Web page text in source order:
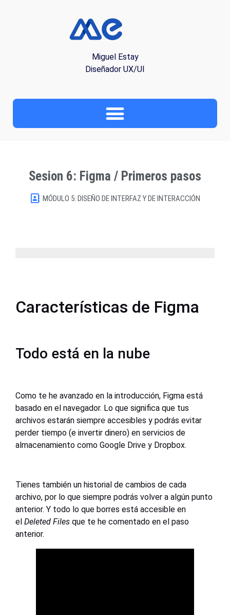
Miguel Estay
Diseñador UX/UI
Sesion 6: Figma / Primeros pasos
MÓDULO 5: DISEÑO DE INTERFAZ Y DE INTERACCIÓN
Características de Figma
Todo está en la nube
Como te he avanzado en la introducción, Figma está
basado en el navegador. Lo que significa que tus
archivos estarán siempre accesibles y podrás evitar
perder tiempo (e invertir dinero) en servicios de
almacenamiento como Google Drive y Dropbox.
Tienes también un historial de cambios de cada
archivo, por lo que siempre podrás volver a algún punto
anterior. Y todo lo que borres está accesible en
el Deleted Files que te he comentado en el paso
anterior.